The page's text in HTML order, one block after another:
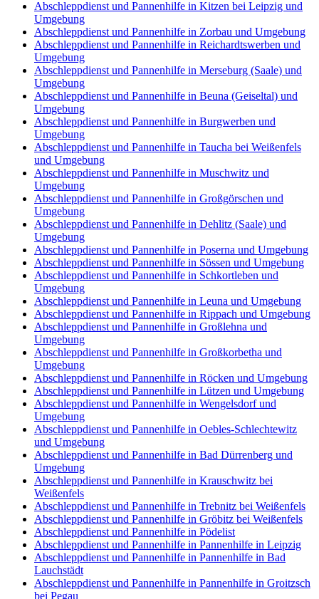
Abschleppdienst und Pannenhilfe in Kitzen bei Leipzig und
Umgebung
Abschleppdienst und Pannenhilfe in Zorbau und Umgebung
Abschleppdienst und Pannenhilfe in Reichardtswerben und
Umgebung
Abschleppdienst und Pannenhilfe in Merseburg (Saale) und
Umgebung
Abschleppdienst und Pannenhilfe in Beuna (Geiseltal) und
Umgebung
Abschleppdienst und Pannenhilfe in Burgwerben und
Umgebung
Abschleppdienst und Pannenhilfe in Taucha bei Weißenfels
und Umgebung
Abschleppdienst und Pannenhilfe in Muschwitz und
Umgebung
Abschleppdienst und Pannenhilfe in Großgörschen und
Umgebung
Abschleppdienst und Pannenhilfe in Dehlitz (Saale) und
Umgebung
Abschleppdienst und Pannenhilfe in Poserna und Umgebung
Abschleppdienst und Pannenhilfe in Sössen und Umgebung
Abschleppdienst und Pannenhilfe in Schkortleben und
Umgebung
Abschleppdienst und Pannenhilfe in Leuna und Umgebung
Abschleppdienst und Pannenhilfe in Rippach und Umgebung
Abschleppdienst und Pannenhilfe in Großlehna und
Umgebung
Abschleppdienst und Pannenhilfe in Großkorbetha und
Umgebung
Abschleppdienst und Pannenhilfe in Röcken und Umgebung
Abschleppdienst und Pannenhilfe in Lützen und Umgebung
Abschleppdienst und Pannenhilfe in Wengelsdorf und
Umgebung
Abschleppdienst und Pannenhilfe in Oebles-Schlechtewitz
und Umgebung
Abschleppdienst und Pannenhilfe in Bad Dürrenberg und
Umgebung
Abschleppdienst und Pannenhilfe in Krauschwitz bei
Weißenfels
Abschleppdienst und Pannenhilfe in Trebnitz bei Weißenfels
Abschleppdienst und Pannenhilfe in Gröbitz bei Weißenfels
Abschleppdienst und Pannenhilfe in Pödelist
Abschleppdienst und Pannenhilfe in Pannenhilfe in Leipzig
Abschleppdienst und Pannenhilfe in Pannenhilfe in Bad
Lauchstädt
Abschleppdienst und Pannenhilfe in Pannenhilfe in Groitzsch
bei Pegau